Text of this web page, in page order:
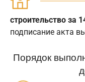
строительство за
подписание акта
Порядок